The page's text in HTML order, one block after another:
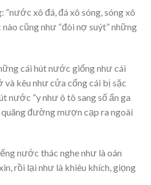
“nước xô đá, đá xô sóng, sóng xô
nào cũng như “đòi nợ suýt” những
cái hút nước giống như cái
và kêu như cửa cống cái bị sặc
nước “y như ô tô sang số ấn ga
đường mượn cạp ra ngoài
nước thác nghe như là oán
rồi lại như là khiêu khích, giọng